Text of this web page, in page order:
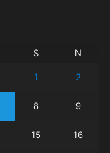
S N
1 2
8 9
15 16